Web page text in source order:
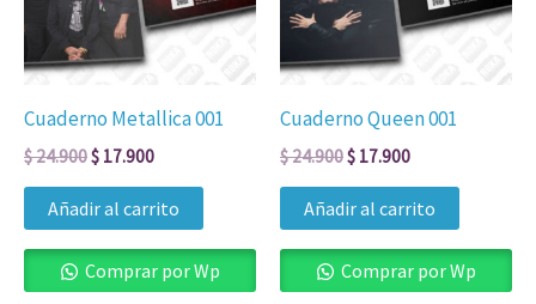
Cuaderno Metallica 001
$24.900$ 17.900
Añadir al carrito
Comprar por Wp
Cuaderno Queen 001
$24.900$ 17.900
Añadir al carrito
Comprar por Wp